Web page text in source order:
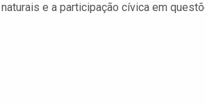
e a participação cívica em